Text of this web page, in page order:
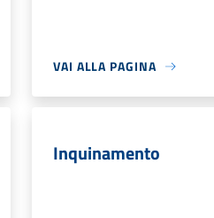
VAI ALLA PAGINA
Inquinamento